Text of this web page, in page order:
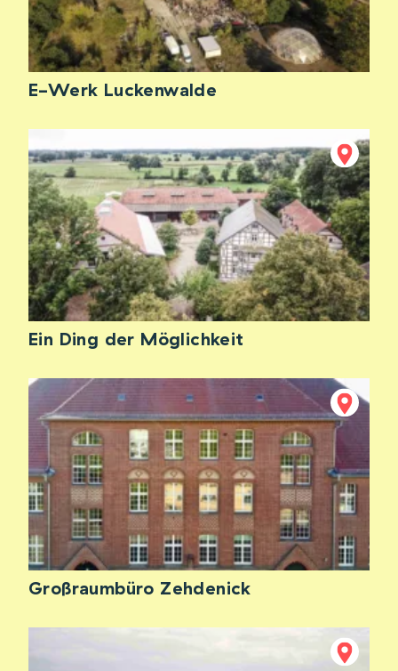
E-Werk Luckenwalde
Ein Ding der Möglichkeit
Großraumbüro Zehdenick